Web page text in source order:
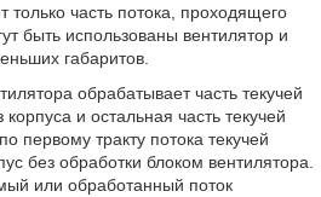
только часть потока, проходящего
быть использованы вентилятор и
габаритов.
обрабатывает часть текучей
и остальная часть текучей
первому тракту потока текучей
без обработки блоком вентилятора.
или обработанный поток